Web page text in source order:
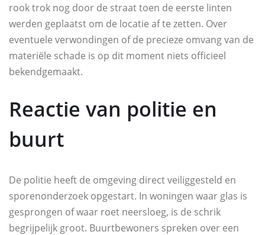
rook trok nog door de straat toen de eerste linten
werden geplaatst om de locatie af te zetten. Over
eventuele verwondingen of de precieze omvang van de
materiële schade is op dit moment niets officieel
bekendgemaakt.
Reactie van politie en
buurt
De politie heeft de omgeving direct veiliggesteld en
sporenonderzoek opgestart. In woningen waar glas is
gesprongen of waar roet neersloeg, is de schrik
begrijpelijk groot. Buurtbewoners spreken over een